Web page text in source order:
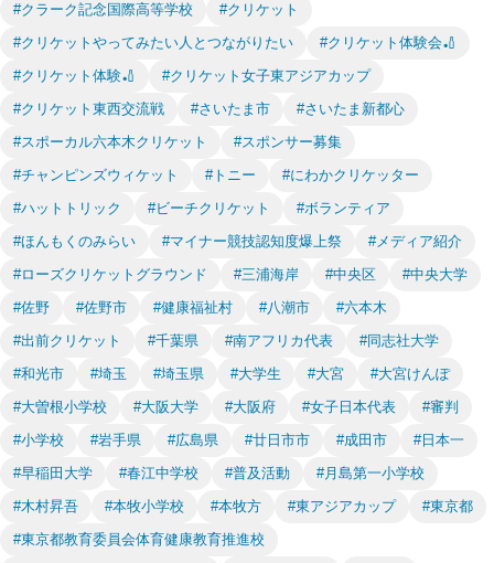
#クラーク記念国際高等学校
#クリケット
#クリケットやってみたい人とつながりたい
#クリケット体験会🏏
#クリケット体験🏏
#クリケット女子東アジアカップ
#クリケット東西交流戦
#さいたま市
#さいたま新都心
#スポーカル六本木クリケット
#スポンサー募集
#チャンピンズウィケット
#トニー
#にわかクリケッター
#ハットトリック
#ビーチクリケット
#ボランティア
#ほんもくのみらい
#マイナー競技認知度爆上祭
#メディア紹介
#ローズクリケットグラウンド
#三浦海岸 #中央区
#中央大学
#佐野
#佐野市 #健康福祉村 #八潮市
#六本木
#出前クリケット
#千葉県 #南アフリカ代表
#同志社大学
#和光市
#埼玉 #埼玉県 #大学生 #大宮
#大宮けんぽ
#大曽根小学校
#大阪大学 #大阪府 #女子日本代表
#審判
#小学校
#岩手県 #広島県 #廿日市市 #成田市
#日本一
#早稲田大学
#春江中学校 #普及活動
#月島第一小学校
#木村昇吾
#本牧小学校 #本牧方 #東アジアカップ
#東京都
#東京都教育委員会体育健康教育推進校